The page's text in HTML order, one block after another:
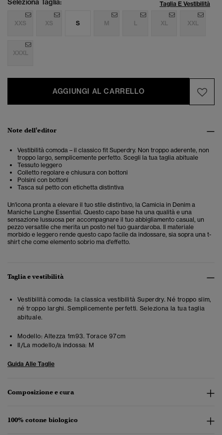
Seleziona Taglia: Taglia E Vestibilità
XXS XS S M L XL XXL
XXXL
AGGIUNGI AL CARRELLO
Note dell'editor
Vestibilità comoda – il classico fit Superdry. Non troppo aderente, non
troppo largo, semplicemente perfetto. Scegli la tua taglia abituale
Tessuto leggero
Colletto regolare e chiusura con bottoni
Polsini con bottoni
Tasca sul petto con etichetta distintiva
Un'icona pronta a elevare il tuo stile distintivo, la Camicia in Denim a
Maniche Lunghe Essential. Questo capo base ha una qualità e una
sensazione lussuosa per accompagnare il tuo abbigliamento casual, un
pezzo versatile che merita un posto nel tuo guardaroba. Il materiale
morbido e leggero rende questo capo facile da indossare, sia sopra una t-
shirt che come elemento sobrio ma d'effetto.
Taglia e vestibilità
Vestibilità comoda: la classica vestibilità Superdry. Né troppo slim,
né troppo larghi. Semplicemente perfetti. Seleziona la tua taglia
abituale.
Modello: Altezza 1m93. Torace 97cm
Il/La modello/a indossa: M
Guida Alle Taglie
Composizione e cura
100% cotone biologico